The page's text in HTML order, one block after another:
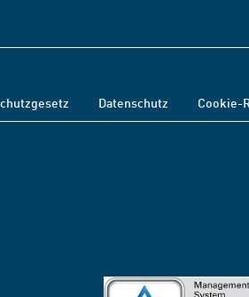
Datenschutz Cookie-